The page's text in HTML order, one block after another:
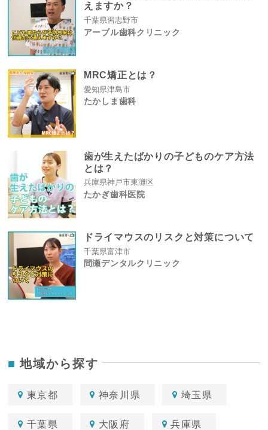
えますか？
千葉県習志野市
アーブル歯科クリニック
MRC矯正とは？
愛知県津島市
たかしま歯科
歯が生えたばかりの子どものケア方法
とは？
兵庫県神戸市東灘区
たかぎ歯科医院
ドライマウスのリスクと対策について
千葉県富津市
間瀬デンタルクリニック
地域から探す
東京都 神奈川県 埼玉県
千葉県 大阪府 兵庫県